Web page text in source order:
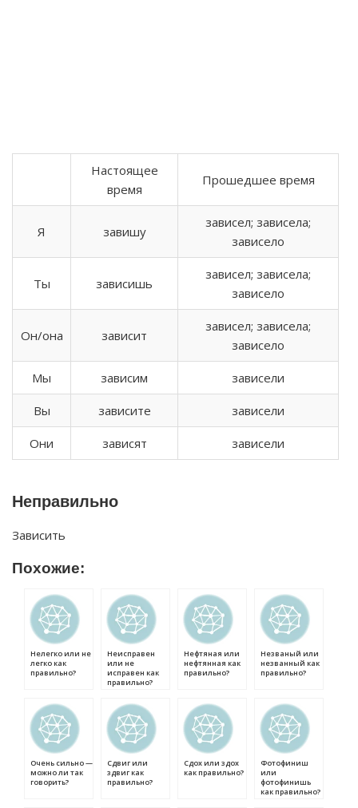
Настоящее
время
Прошедшее время
Я завишу
зависел; зависела;
зависело
Ты зависишь
зависел; зависела;
зависело
Он/она зависит
зависел; зависела;
зависело
Мы зависим зависели
Вы зависите зависели
Они зависят зависели
Неправильно
Зависить
Похожие:
Нелегко или не
легко как
правильно?
Неисправен
или не
исправен как
правильно?
Нефтяная или
нефтянная как
правильно?
Незваный или
незванный как
правильно?
Очень сильно —
можно ли так
говорить?
Сдвиг или
здвиг как
правильно?
Сдох или здох
как правильно?
Фотофиниш
или
фотофинишь
как правильно?